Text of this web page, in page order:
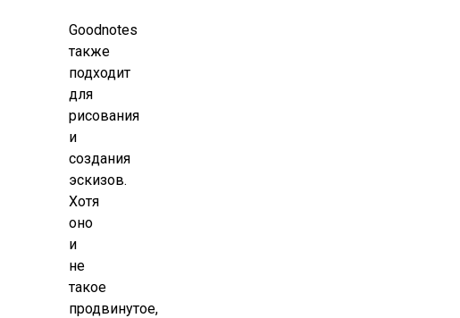
Goodnotes
также
подходит
для
рисования
и
создания
эскизов.
Хотя
оно
и
не
такое
продвинутое,